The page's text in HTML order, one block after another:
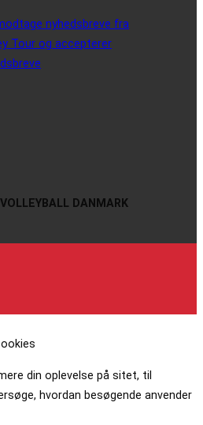
nyhedsbreve fra
Tour og accepterer
DANMARK
din oplevelse på sitet, til
hvordan besøgende anvender